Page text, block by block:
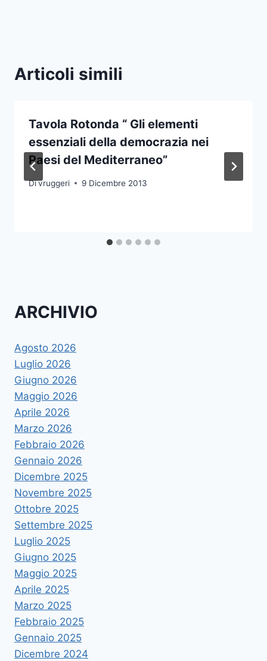
Articoli simili
Tavola Rotonda “ Gli elementi
essenziali della democrazia nei
Paesi del Mediterraneo”
Divruggeri 9 Dicembre 2013
ARCHIVIO
Agosto 2026
Luglio 2026
Giugno 2026
Maggio 2026
Aprile 2026
Marzo 2026
Febbraio 2026
Gennaio 2026
Dicembre 2025
Novembre 2025
Ottobre 2025
Settembre 2025
Luglio 2025
Giugno 2025
Maggio 2025
Aprile 2025
Marzo 2025
Febbraio 2025
Gennaio 2025
Dicembre 2024